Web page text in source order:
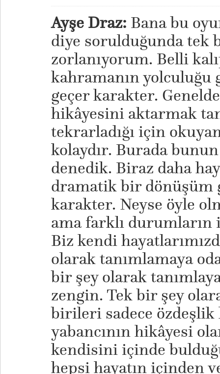
Ayşe Draz: Bana bu
diye sorulduğunda tek
zorlanıyorum. Belli
kahramanın
geçer karakter.
hikâyesini aktarmak
tekrarladığı için
kolaydır. Burada bunun
denedik. Biraz daha
dramatik bir dönüşüm
karakter. Neyse öyle
ama farklı
Biz kendi
olarak tanımlamaya
bir şey olarak
zengin. Tek bir şey
birileri sadece
yabancının hikâyesi
kendisini içinde
hepsi hayatın içinden